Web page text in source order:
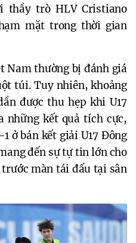
thầy trò HLV Cristiano
mặt trong thời gian
Nam thường bị đánh giá
túi. Tuy nhiên, khoảng
được thu hẹp khi U17
những kết quả tích cực,
ở bán kết giải U17 Đông
đến sự tự tin lớn cho
màn tái đấu tại sân